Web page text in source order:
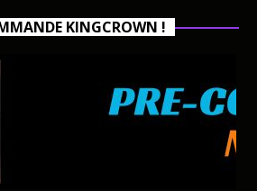
KINGCROWN !